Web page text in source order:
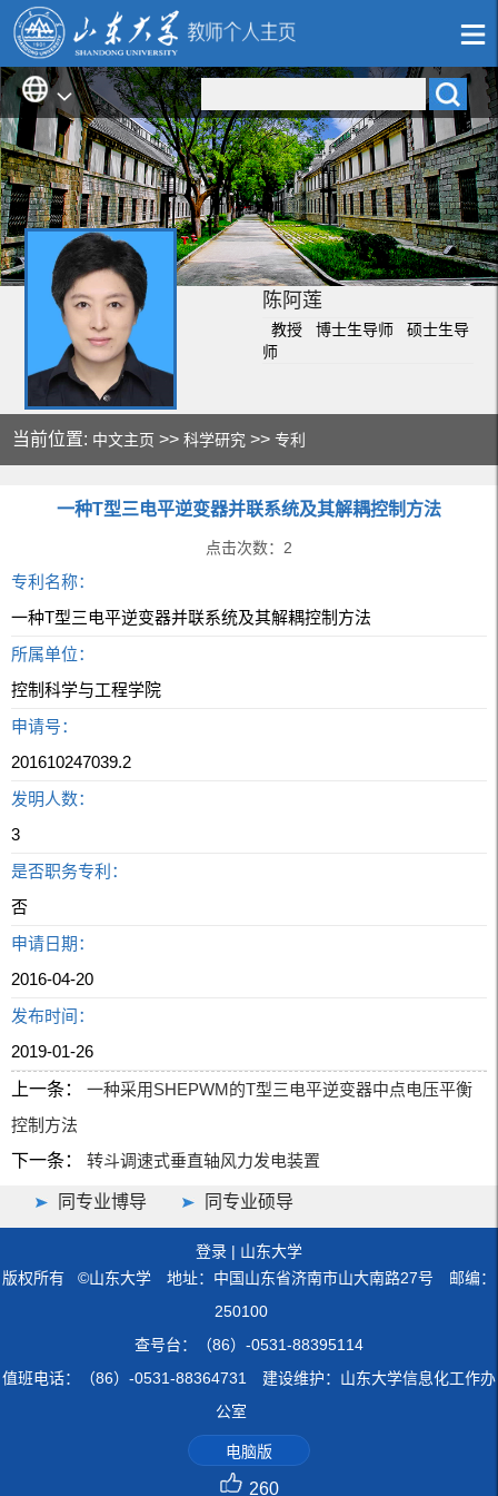
陈阿莲
教授 博士生导师 硕士生导
师
当前位置: 中文主页 >>科学研究 >>专利
一种T型三电平逆变器并联系统及其解耦控制方法
点击次数： 2
专利名称：
一种T型三电平逆变器并联系统及其解耦控制方法
所属单位：
控制科学与工程学院
申请号：
201610247039.2
发明人数：
3
是否职务专利：
否
申请日期：
2016-04-20
发布时间：
2019-01-26
上一条：
一种采用SHEPWM的T型三电平逆变器中点电压平衡
控制方法
下一条：
转斗调速式垂直轴风力发电装置
同专业博导 同专业硕导
登录 | 山东大学
版权所有 ©山东大学 地址：中国山东省济南市山大南路27号 邮编：
250100
查号台：（86）-0531-88395114
值班电话：（86）-0531-88364731 建设维护：山东大学信息化工作办
公室
电脑版
260